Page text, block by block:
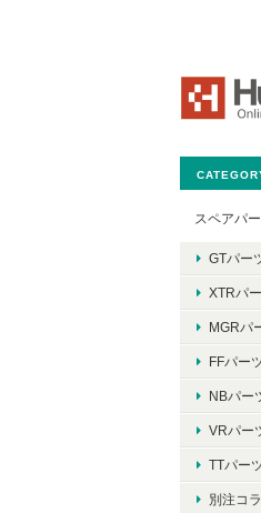
スペアパ
GTパー
XTRパ
MGRパ
FFパー
NBパー
VRパー
TTパー
別注コ